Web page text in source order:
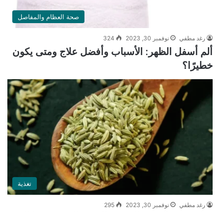
صحة العظام والمفاصل
رغد مطفي نوفمبر 30, 2023 324
ألم أسفل الظهر: الأسباب وأفضل علاج ومتى يكون
خطيرًا؟
تغذية
رغد مطفي نوفمبر 30, 2023 295